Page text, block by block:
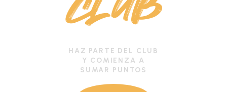
HAZ PARTE DEL CLUB
Y COMIENZA A
SUMAR PUNTOS